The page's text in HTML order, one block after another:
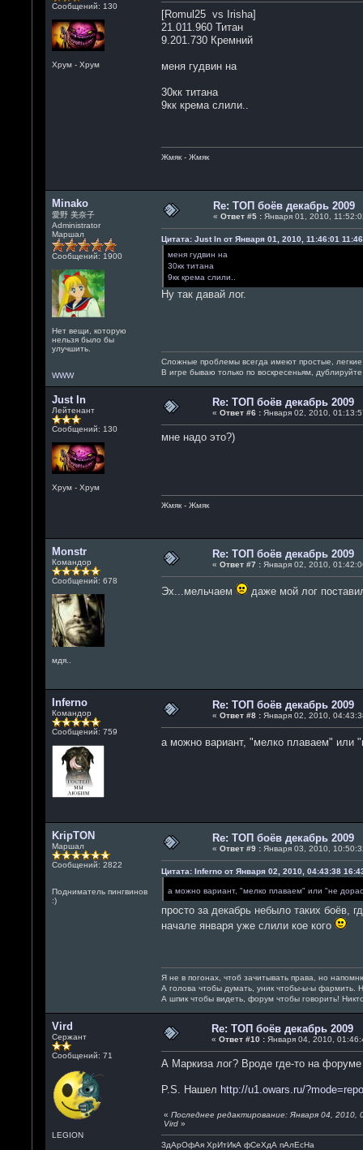
Сообщений: 130
Хрум - Хрум
[Romul25 vs Irisha]
21.011.960 Титан
9.201.730 Кремний
меня гудвин на
30кк титана
9кк крема слили..
Жмяк - Жмяк
Minako
愛野 美奈子
Administrator
Маршал
Сообщений: 1900
Нет вещи, которую
нельзя было бы
улучшить.
WWW
Re: ТОП боёв декабрь 2009
« Ответ #5 :Января 01, 2010,
Цитата: Just In от Января 01, 2010, 11:46:01
меня гудвин на
30кк титана
9кк крема слили..
Ну так давай лог.
Сложные проблемы всегда имеют простые,
В игре бываю только по воскресеньям,
Just In
Лейтенант
Сообщений: 130
Хрум - Хрум
Re: ТОП боёв декабрь 2009
« Ответ #6 :Января 02, 2010,
мне надо это?)
Жмяк - Жмяк
Monstr
Командор
Сообщений: 678
мдя..
Re: ТОП боёв декабрь 2009
« Ответ #7 :Января 02, 2010,
Эх...мельчаем даже мой лог
Inferno
Командор
Сообщений: 759
Re: ТОП боёв декабрь 2009
« Ответ #8 :Января 02, 2010,
а можно вариант, "мелко плаваем" или
KripTON
Маршал
Сообщений: 2822
Подниматель пингвинов
:)
Re: ТОП боёв декабрь 2009
« Ответ #9 :Января 03, 2010,
Цитата: Inferno от Января 02, 2010, 04:43:38
а можно вариант, "мелко плаваем" или "не
просто за декабрь небыло таких боёв,
начале января уже слили кое кого
Я не в погонах, чтоб зачитывать права, но
А голова чтобы думать, уник чтобы-ы-ы фармить.
А шпик чтобы видеть, форум чтобы говорить!
Vird
Сержант
Сообщений: 71
LEGION
Re: ТОП боёв декабрь 2009
« Ответ #10 :Января 04, 2010,
А Маркиза лог? Вроде где-то на форуме
P.S. Нашел http://u1.owars.ru/
« Последнее редактирование: Января 04, 2010,
Vird»
ЗдАрОфАя ХрИтИкА фСеХдА пАлЕсНа